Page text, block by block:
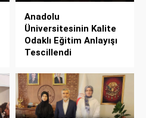
Anadolu
Üniversitesinin Kalite
Odaklı Eğitim Anlayışı
Tescillendi